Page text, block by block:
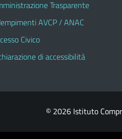
Trasparente
AVCP / ANAC
Civico
di accessibilità
© 2026 Istituto